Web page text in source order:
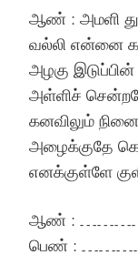
ஆண் : அமளி
வல்லி என்னை
அழகு
அள்ளிச்
கனவிலும்
அழைக்குதே
எனக்குள்ளே
ஆண் :
பெண் :